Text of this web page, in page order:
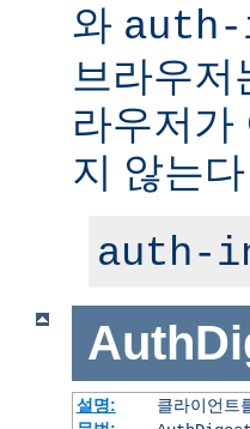
와
브라우저
라우저가
지 않는다
auth-
설명:
클라이언트